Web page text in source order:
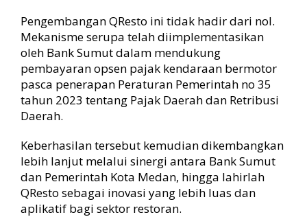
Pengembangan QResto ini tidak hadir dari nol.
Mekanisme serupa telah diimplementasikan
oleh Bank Sumut dalam mendukung
pembayaran opsen pajak kendaraan bermotor
pasca penerapan Peraturan Pemerintah no 35
tahun 2023 tentang Pajak Daerah dan Retribusi
Daerah.
Keberhasilan tersebut kemudian dikembangkan
lebih lanjut melalui sinergi antara Bank Sumut
dan Pemerintah Kota Medan, hingga lahirlah
QResto sebagai inovasi yang lebih luas dan
aplikatif bagi sektor restoran.